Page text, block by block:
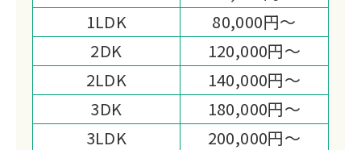
います。
お客様が作業終了後、「総合井上に依頼
してよかった。」「また、次も総合井上
に頼もう。」などと思っていただけるよ
う努力していきたいと思います。
1LDK
80,000円～
2DK
120,000円～
2LDK
140,000円～
3DK
180,000円～
3LDK
200,000円～